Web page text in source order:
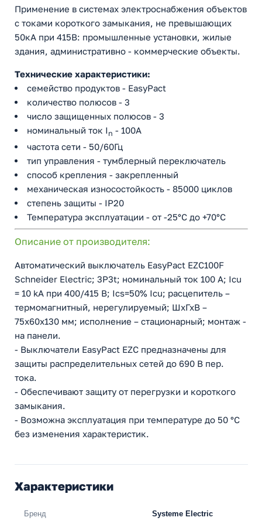
Применение в системах электроснабжения объектов
с токами короткого замыкания, не превышающих
50кА при 415В: промышленные установки, жилые
здания, административно - коммерческие объекты.
Технические характеристики:
семейство продуктов - EasyPact
количество полюсов - 3
число защищенных полюсов - 3
номинальный ток I n - 100A
частота сети - 50/60Гц
тип управления - тумблерный переключатель
способ крепления - закрепленный
механическая износостойкость - 85000 циклов
степень защиты - IP20
Температура эксплуатации - от -25°C до +70°C
Описание от производителя:
Автоматический выключатель EasyPact EZC100F
Schneider Electric; 3P3t; номинальный ток 100 А; Icu
= 10 kA при 400/415 В; Ics=50% Icu; расцепитель –
термомагнитный, нерегулируемый; ШхГхВ –
75х60х130 мм; исполнение – стационарный; монтаж -
на панели.
- Выключатели EasyPact EZC предназначены для
защиты распределительных сетей до 690 В пер.
тока.
- Обеспечивают защиту от перегрузки и короткого
замыкания.
- Возможна эксплуатация при температуре до 50 °С
без изменения характеристик.
Характеристики
Бренд Systeme Electric